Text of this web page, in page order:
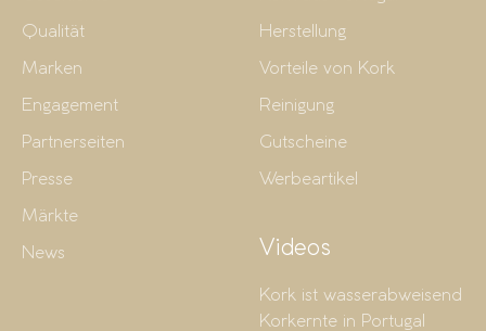
Qualität
Marken
Engagement
Partnerseiten
Presse
Märkte
News
Herstellung
Vorteile von Kork
Reinigung
Gutscheine
Werbeartikel
Videos
Kork ist wasserabweisend
Korkernte in Portugal